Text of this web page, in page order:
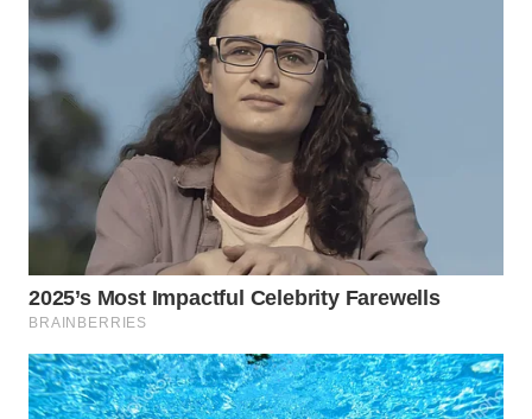
WN
KUNINGAN
WN
MAJALENGKA
SUBANG
WN
SUKABUMI
WN
PURWAKARTA